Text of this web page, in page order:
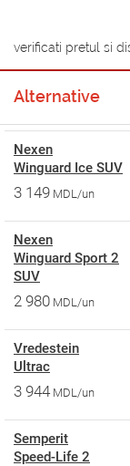
verificati pretul si
Alternative
Nexen
Winguard Ice SUV
3 149 MDL/un
Nexen
Winguard Sport 2
SUV
2 980 MDL/un
Vredestein
Ultrac
3 944 MDL/un
Semperit
Speed-Life 2